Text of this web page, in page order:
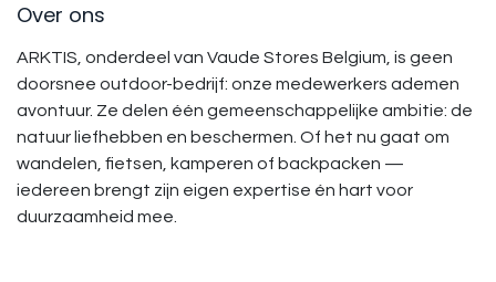
Over ons
ARKTIS, onderdeel van Vaude Stores Belgium, is geen
doorsnee outdoor-bedrijf: onze medewerkers ademen
avontuur. Ze delen één gemeenschappelijke ambitie: de
natuur liefhebben en beschermen. Of het nu gaat om
wandelen, fietsen, kamperen of backpacken —
iedereen brengt zijn eigen expertise én hart voor
duurzaamheid mee.